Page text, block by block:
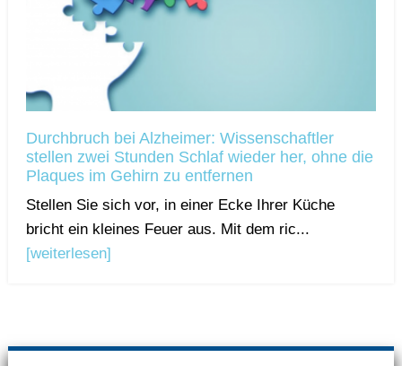
Durchbruch bei Alzheimer: Wissenschaftler
stellen zwei Stunden Schlaf wieder her, ohne die
Plaques im Gehirn zu entfernen
Stellen Sie sich vor, in einer Ecke Ihrer Küche
bricht ein kleines Feuer aus. Mit dem ric...
[weiterlesen]